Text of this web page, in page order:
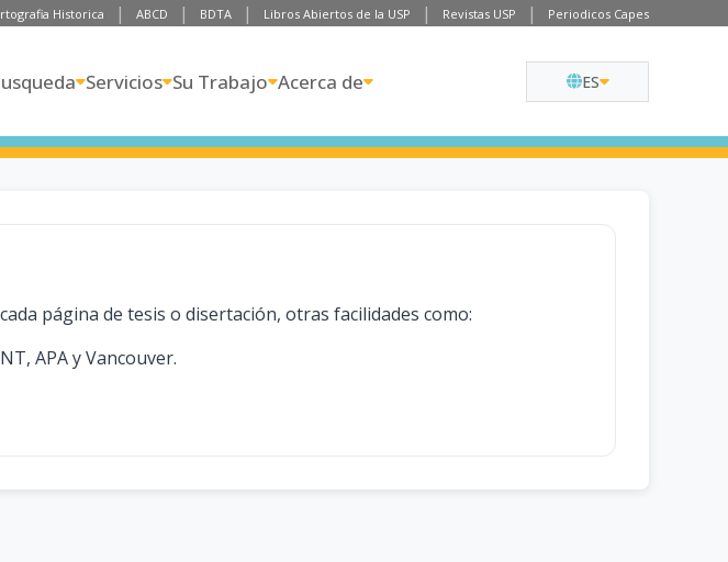
Historica ABCD BDTA Libros Abiertos de la USP Revistas USP Periodicos Capes
Servicios Su Trabajo Acerca de ES
página de tesis o disertación, otras facilidades como:
APA y Vancouver.